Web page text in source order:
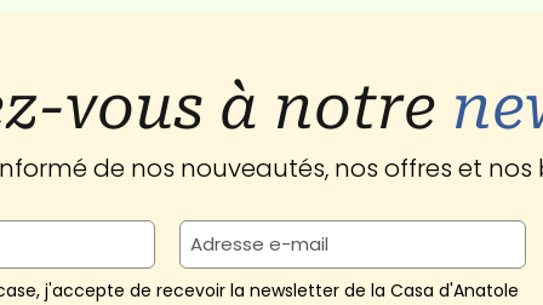
vous à notre
de nos nouveautés, nos offres et nos
j'accepte de recevoir la newsletter de la Casa d'Anatole